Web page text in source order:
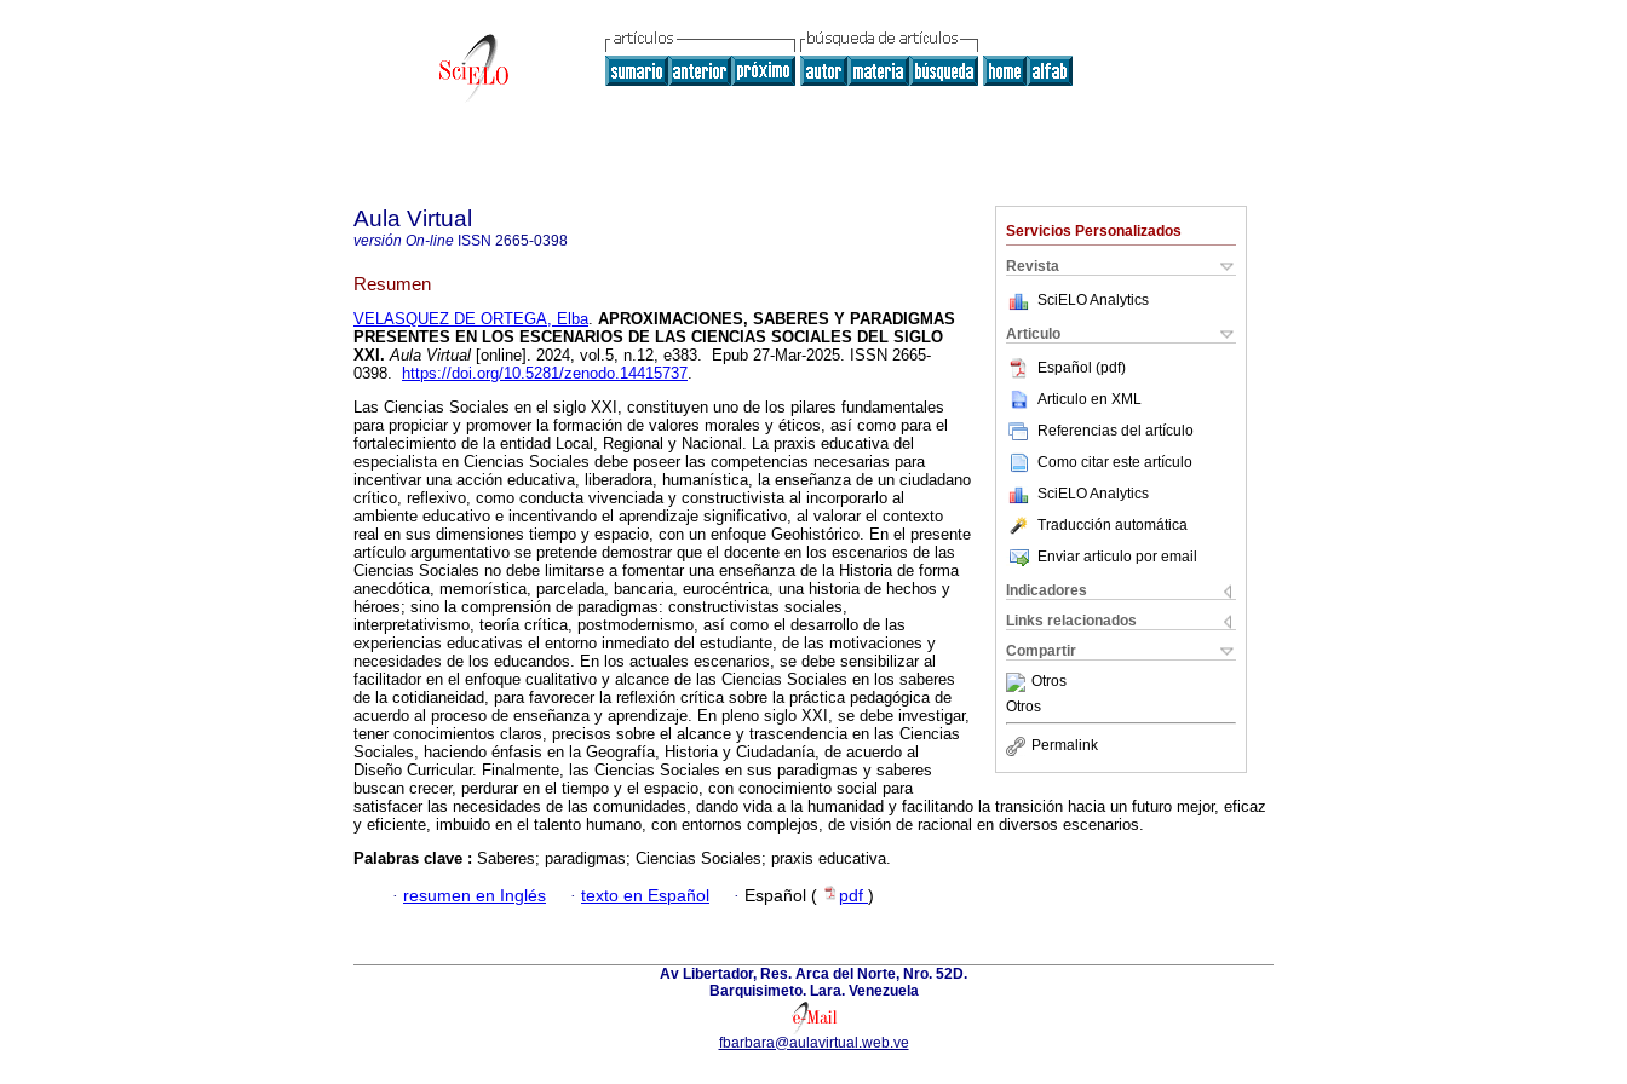
Servicios Personalizados
Revista
SciELO Analytics
Articulo
Español (pdf)
Articulo en XML
Referencias del artículo
Como citar este artículo
SciELO Analytics
Traducción automática
Enviar articulo por email
Indicadores
Links relacionados
Compartir
Otros
Otros
Permalink
Aula Virtual
versión On-line ISSN 2665-0398
Resumen
VELASQUEZ DE ORTEGA, Elba. APROXIMACIONES, SABERES Y PARADIGMAS
PRESENTES EN LOS ESCENARIOS DE LAS CIENCIAS SOCIALES DEL SIGLO
XXI. Aula Virtual [online]. 2024, vol.5, n.12, e383. Epub 27-Mar-2025. ISSN 2665-
0398.
https://doi.org/10.5281/zenodo.14415737.
Las Ciencias Sociales en el siglo XXI, constituyen uno de los pilares fundamentales
para propiciar y promover la formación de valores morales y éticos, así como para el
fortalecimiento de la entidad Local, Regional y Nacional. La praxis educativa del
especialista en Ciencias Sociales debe poseer las competencias necesarias para
incentivar una acción educativa, liberadora, humanística, la enseñanza de un ciudadano
crítico, reflexivo, como conducta vivenciada y constructivista al incorporarlo al
ambiente educativo e incentivando el aprendizaje significativo, al valorar el contexto
real en sus dimensiones tiempo y espacio, con un enfoque Geohistórico. En el presente
artículo argumentativo se pretende demostrar que el docente en los escenarios de las
Ciencias Sociales no debe limitarse a fomentar una enseñanza de la Historia de forma
anecdótica, memorística, parcelada, bancaria, eurocéntrica, una historia de hechos y
héroes; sino la comprensión de paradigmas: constructivistas sociales,
interpretativismo, teoría crítica, postmodernismo, así como el desarrollo de las
experiencias educativas el entorno inmediato del estudiante, de las motivaciones y
necesidades de los educandos. En los actuales escenarios, se debe sensibilizar al
facilitador en el enfoque cualitativo y alcance de las Ciencias Sociales en los saberes
de la cotidianeidad, para favorecer la reflexión crítica sobre la práctica pedagógica de
acuerdo al proceso de enseñanza y aprendizaje. En pleno siglo XXI, se debe investigar,
tener conocimientos claros, precisos sobre el alcance y trascendencia en las Ciencias
Sociales, haciendo énfasis en la Geografía, Historia y Ciudadanía, de acuerdo al
Diseño Curricular. Finalmente, las Ciencias Sociales en sus paradigmas y saberes
buscan crecer, perdurar en el tiempo y el espacio, con conocimiento social para
satisfacer las necesidades de las comunidades, dando vida a la humanidad y facilitando la transición hacia un futuro mejor, eficaz
y eficiente, imbuido en el talento humano, con entornos complejos, de visión de racional en diversos escenarios.
Palabras clave : Saberes; paradigmas; Ciencias Sociales; praxis educativa.
· resumen en Inglés · texto en Español · Español ( pdf )
Av Libertador, Res. Arca del Norte, Nro. 52D.
Barquisimeto. Lara. Venezuela
fbarbara@aulavirtual.web.ve